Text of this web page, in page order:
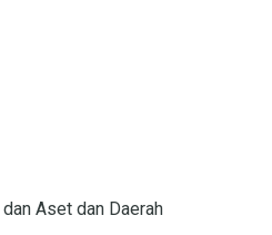
Aset dan Daerah